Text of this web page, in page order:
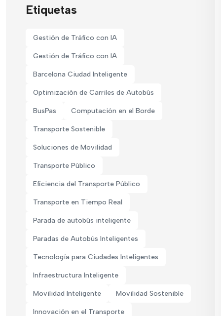
Etiquetas
Gestión de Tráfico con IA
Gestión de Tráfico con IA
Barcelona Ciudad Inteligente
Optimización de Carriles de Autobús
BusPas Computación en el Borde
Transporte Sostenible
Soluciones de Movilidad
Transporte Público
Eficiencia del Transporte Público
Transporte en Tiempo Real
Parada de autobús inteligente
Paradas de Autobús Inteligentes
Tecnología para Ciudades Inteligentes
Infraestructura Inteligente
Movilidad Inteligente Movilidad Sostenible
Innovación en el Transporte